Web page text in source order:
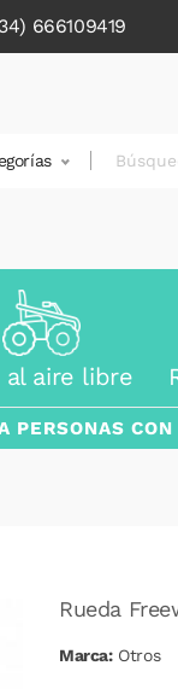
666109419
al aire libre
PERSONAS
Rueda
Marca: Otros